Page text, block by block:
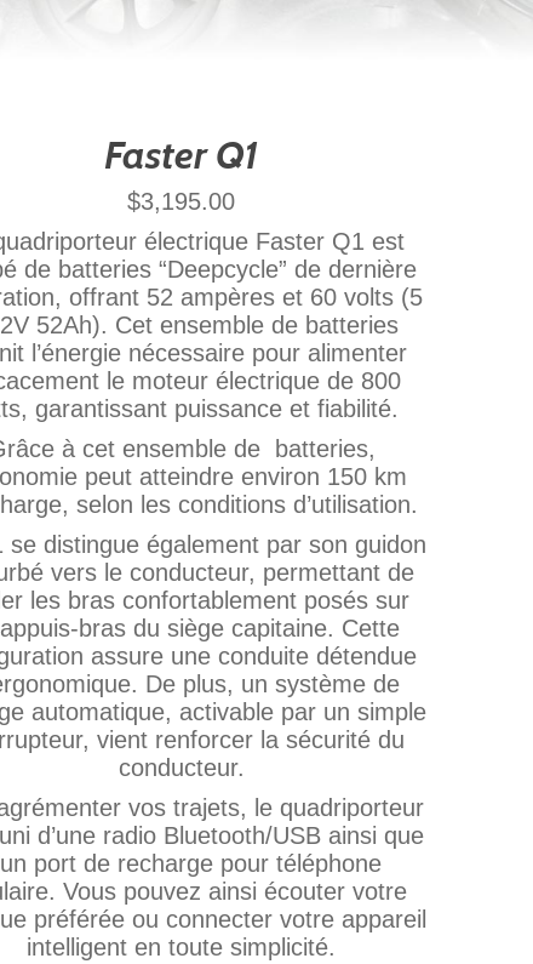
Faster Q1
$3,195.00
électrique Faster Q1 est
de batteries “Deepcycle” de dernière
offrant 52 ampères et 60 volts (5
52Ah). Cet ensemble de batteries
l’énergie nécessaire pour alimenter
le moteur électrique de 800
garantissant puissance et fiabilité.
à cet ensemble de batteries,
peut atteindre environ 150 km
selon les conditions d’utilisation.
se distingue également par son guidon
vers le conducteur, permettant de
les bras confortablement posés sur
appuis‑bras du siège capitaine. Cette
assure une conduite détendue
De plus, un système de
automatique, activable par un simple
vient renforcer la sécurité du
conducteur.
vos trajets, le quadriporteur
d’une radio Bluetooth/USB ainsi que
port de recharge pour téléphone
Vous pouvez ainsi écouter votre
préférée ou connecter votre appareil
intelligent en toute simplicité.